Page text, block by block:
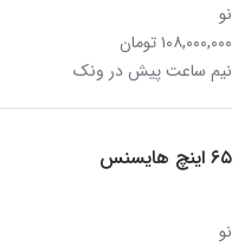
نو
۱۰۸,۰۰۰,۰۰۰ تومان
نیم ساعت پیش در ونک
۶۵ اینچ هایسنس
نو